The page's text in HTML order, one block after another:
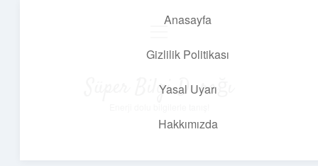
Anasayfa
Gizlilik Politikası
Yasal Uyarı
Hakkımızda
Süper Bilgi Durağı